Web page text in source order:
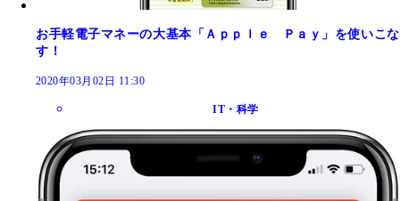
お手軽電子マネーの大基本「Ａｐｐｌｅ Ｐａｙ」を使いこな
す！
2020年03月02日 11:30
IT・科学